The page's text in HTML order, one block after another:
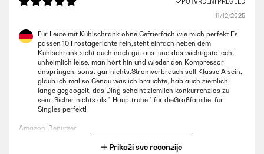
11/12/2025
Für Leute mit Kühlschrank ohne Gefrierfach wie mich perfekt.Es
passen 10 Frostagerichte rein,steht einfach neben dem
Kühlschrank,sieht auch noch gut aus. und das wichtigste: echt
unheimlich leise, man hört hin und wieder den Kompressor
anspringen, sonst gar nichts.Stromverbrauch soll Klasse A sein,
glaub ich mal so.Genau was ich brauchte, hab auch ziemlich
lange gegoogelt, das Ding scheint ziemlich konkurrenzlos zu
sein..Sicher nichts als " Haupttruhe " für dieGroßfamilie, für
Singles perfekt!
Amazon-Benutzer
Prikaži sve recenzije